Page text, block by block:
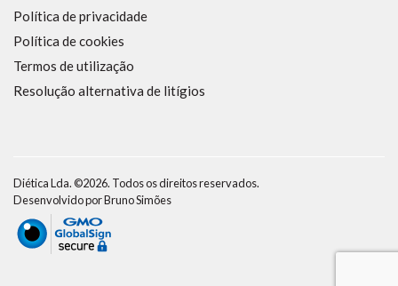
Política de privacidade
Política de cookies
Termos de utilização
Resolução alternativa de litígios
Diética Lda. ©2026. Todos os direitos reservados.
Desenvolvido porBruno Simões